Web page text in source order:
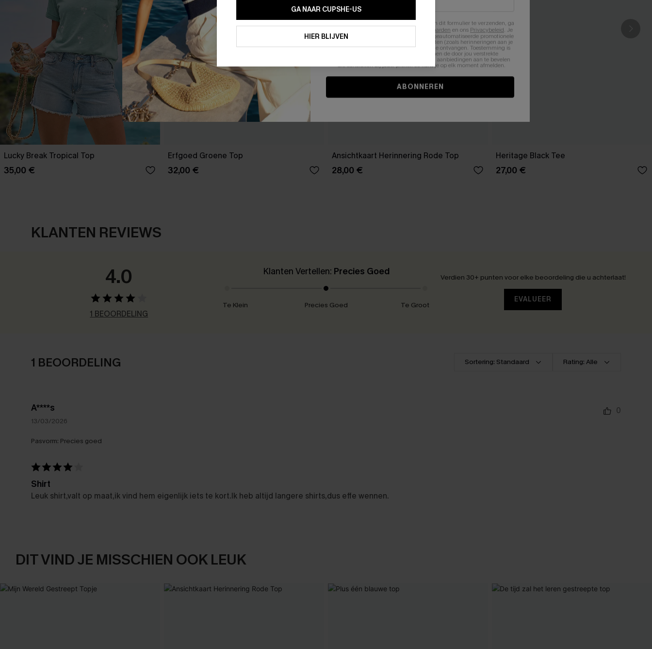
Lucky Break Tropical Top
35,00 €
Erfgoed Groene Top
32,00 €
Ansichtkaart Herinnering Rode Top
28,00 €
Heritage Black Tee
27,00 €
KLANTEN REVIEWS
4.0
1 BEOORDELING
Klanten Vertellen: Precies Goed
Te Klein Precies Goed Te Groot
Verdien 30+ punten voor elke beoordeling die u achterlaat!
EVALUEER
1 BEOORDELING Sortering: Standaard Rating: Alle
A****s
13/03/2026
Pasvorm: Precies goed
0
Shirt
Leuk shirt,valt op maat,ik vind hem eigenlijk iets te kort.Ik heb altijd langere shirts,dus effe wennen.
DIT VIND JE MISSCHIEN OOK LEUK
GA NAAR CUPSHE-US
HIER BLIJVEN
Door je contactgegevens in te vullen en dit formulier te verzenden, ga
Algemene Voorwaarden en ons Privacybeleid. Je
stemt er tevens mee in om herhaalde geautomatiseerde promotionele
en gepersonaliseerde marketingberichten (zoals herinneringen aan je
winkelwagen) en e-mails van Cupshe te ontvangen. Toestemming is
niet vereist voor een aankoop. We kunnen de door jou verstrekte
informatie gebruiken om producten en aanbiedingen aan te bevelen
die aansluiten bij jouw profiel. Je kunt je op elk moment afmelden.
ABONNEREN